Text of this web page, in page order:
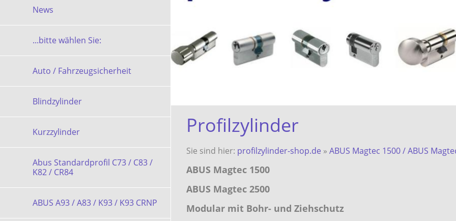
News
...bitte wählen Sie:
Auto / Fahrzeugsicherheit
Blindzylinder
Kurzzylinder
Abus Standardprofil C73 / C83 /
K82 / CR84
ABUS A93 / A83 / K93 / K93 CRNP
Profilzylinder
Sie sind hier: profilzylinder-shop.de » ABUS Magtec 1500 / ABUS
ABUS Magtec 1500
ABUS Magtec 2500
Modular mit Bohr- und Ziehschutz